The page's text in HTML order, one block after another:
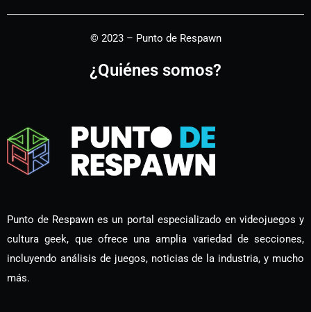
© 2023 – Punto de Respawn
¿Quiénes somos?
Punto de Respawn es un portal especializado en videojuegos y
cultura geek, que ofrece una amplia variedad de secciones,
incluyendo análisis de juegos, noticias de la industria, y mucho
más.